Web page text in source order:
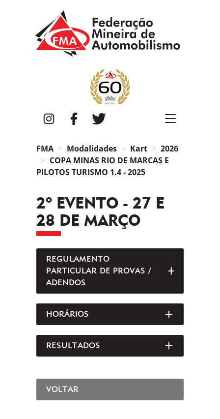
InstagramFacebook
FMA Modalidades Kart
2026
COPA MINAS RIO DE MARCAS E
PILOTOS TURISMO 1.4 - 2025
2º EVENTO - 27 E
28 DE MARÇO
REGULAMENTO
PARTICULAR DE PROVAS /
ADENDOS
HORÁRIOS
RESULTADOS
VOLTAR